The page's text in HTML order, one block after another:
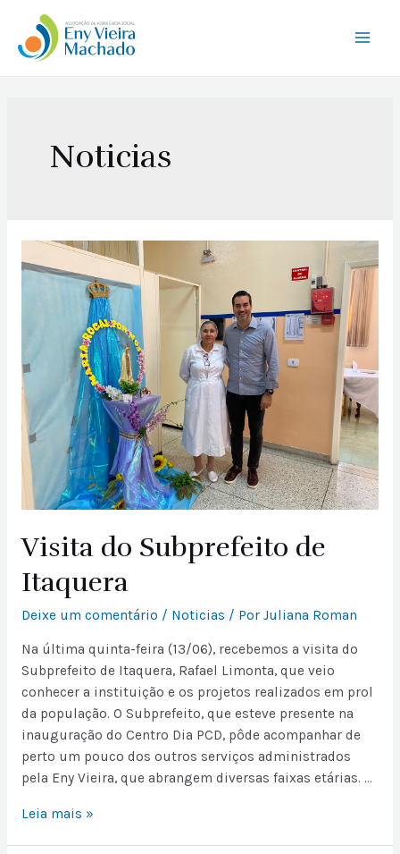
Noticias
Visita do Subprefeito de
Itaquera
Deixe um comentário / Noticias / Por Juliana Roman
Na última quinta-feira (13/06), recebemos a visita do
Subprefeito de Itaquera, Rafael Limonta, que veio
conhecer a instituição e os projetos realizados em prol
da população. O Subprefeito, que esteve presente na
inauguração do Centro Dia PCD, pôde acompanhar de
perto um pouco dos outros serviços administrados
pela Eny Vieira, que abrangem diversas faixas etárias. …
Leia mais »